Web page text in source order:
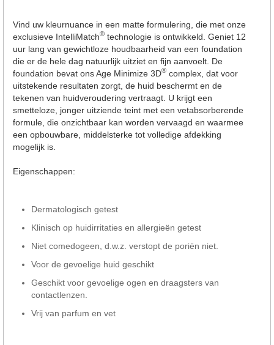
Vind uw kleurnuance in een matte formulering, die met onze
exclusieve IntelliMatch® technologie is ontwikkeld. Geniet 12
uur lang van gewichtloze houdbaarheid van een foundation
die er de hele dag natuurlijk uitziet en fijn aanvoelt. De
foundation bevat ons Age Minimize 3D® complex, dat voor
uitstekende resultaten zorgt, de huid beschermt en de
tekenen van huidveroudering vertraagt. U krijgt een
smetteloze, jonger uitziende teint met een vetabsorberende
formule, die onzichtbaar kan worden vervaagd en waarmee
een opbouwbare, middelsterke tot volledige afdekking
mogelijk is.
Eigenschappen:
Dermatologisch getest
Klinisch op huidirritaties en allergieën getest
Niet comedogeen, d.w.z. verstopt de poriën niet.
Voor de gevoelige huid geschikt
Geschikt voor gevoelige ogen en draagsters van
contactlenzen.
Vrij van parfum en vet